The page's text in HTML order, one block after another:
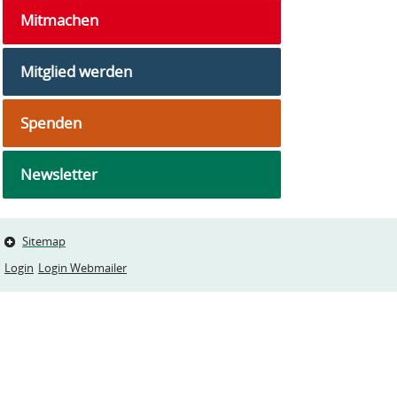
Mitmachen
Mitglied werden
Spenden
Newsletter
Sitemap
Login Login Webmailer